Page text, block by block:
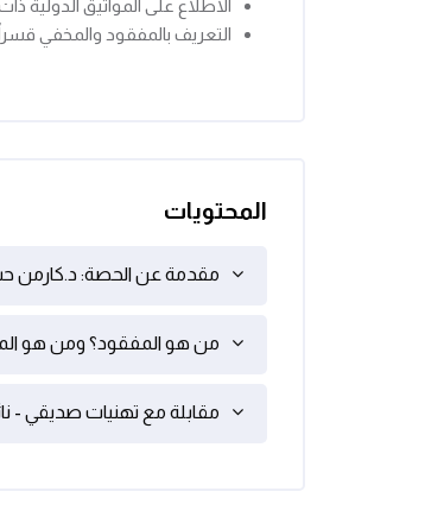
الاطلاع على المواثيق الدولية
التعريف بالمفقود والمخفي قسراً حسب القانون 105 حول
المحتويات
مقدمة عن الحصة: د.كارمن
من هو المفقود؟ ومن هو
مقابلة مع تهنيات صديقي -